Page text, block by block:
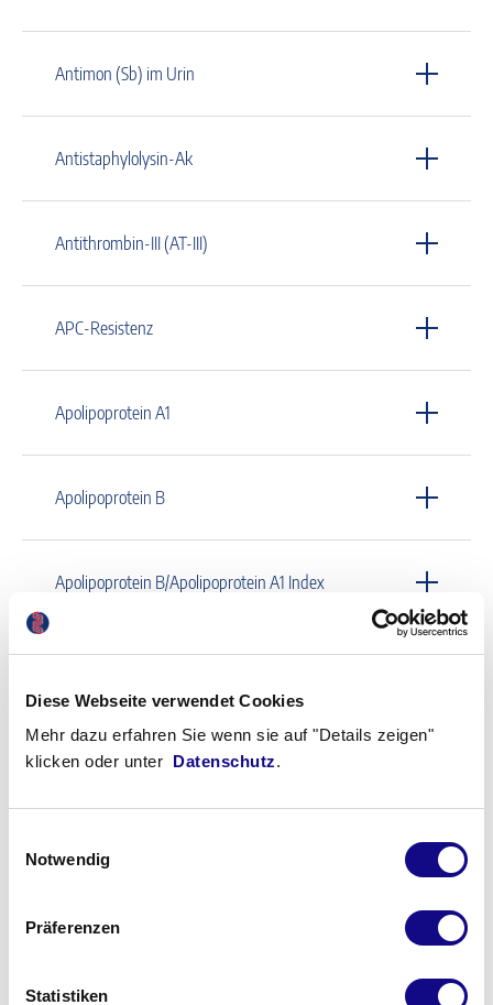
Diese Webseite verwendet Cookies
Mehr dazu erfahren Sie wenn sie auf "Details zeigen"
klicken oder unter Datenschutz.
Notwendig
Präferenzen
Statistiken
Antimon (Sb) im Urin
Antistaphylolysin-Ak
Antithrombin-III (AT-III)
APC-Resistenz
Apolipoprotein A1
Apolipoprotein B
Apolipoprotein B/Apolipoprotein A1 Index
Apolipoprotein-E-Genotyp
Aquaporin-4-Ak